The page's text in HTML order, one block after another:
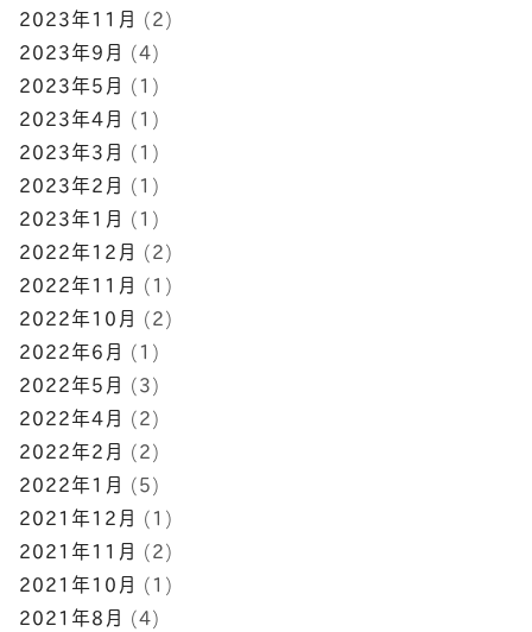
2023年11月 (2)
2023年9月 (4)
2023年5月 (1)
2023年4月 (1)
2023年3月 (1)
2023年2月 (1)
2023年1月 (1)
2022年12月 (2)
2022年11月 (1)
2022年10月 (2)
2022年6月 (1)
2022年5月 (3)
2022年4月 (2)
2022年2月 (2)
2022年1月 (5)
2021年12月 (1)
2021年11月 (2)
2021年10月 (1)
2021年8月 (4)